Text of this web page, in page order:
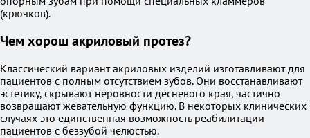
(крючков).
Чем хорош акриловый протез?
Классический вариант акриловых изделий изготавливают для
пациентов с полным отсутствием зубов. Они восстанавливают
эстетику, скрывают неровности десневого края, частично
возвращают жевательную функцию. В некоторых клинических
случаях это единственная возможность реабилитации
пациентов с беззубой челюстью.